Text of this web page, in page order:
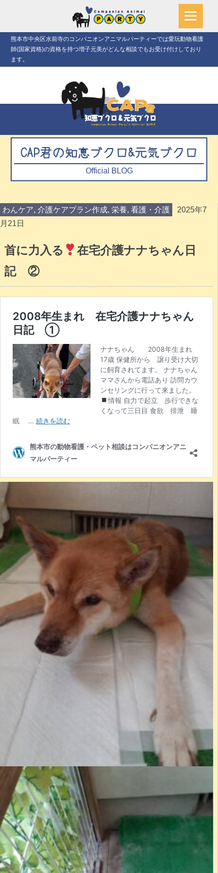
熊本市中央区水前寺のコンパニオンアニマルパーティーでは愛玩動物看護
師(国家資格)の資格を持つ増子元美がどんな相談でもお受け付けしており
ます。
CAP君の知恵ブクロ&元気ブクロ
Official BLOG
わんケア, 介護ケアプラン作成, 栄養, 看護・介護
2025年7
月21日
首に力入る
在宅介護ナナちゃん日
記 ②